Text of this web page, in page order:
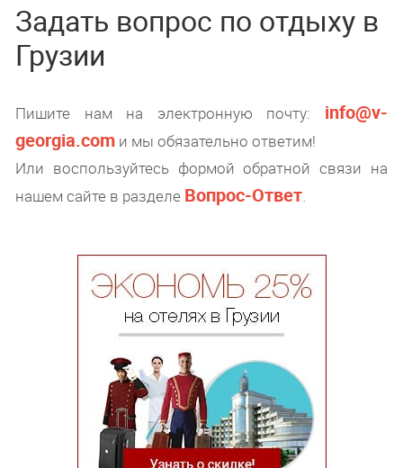
Задать вопрос по отдыху в
Грузии
Пишите нам на электронную почту: info@v-
georgia.com и мы обязательно ответим!
Или воспользуйтесь формой обратной связи на
нашем сайте в разделе Вопрос-Ответ.